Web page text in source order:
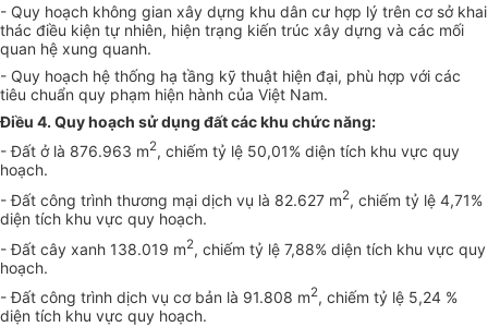
- Quy hoạch không gian xây dựng khu dân cư hợp lý trên cơ sở khai
thác điều kiện tự nhiên, hiện trạng kiến trúc xây dựng và các mối
quan hệ xung quanh.
- Quy hoạch hệ thống hạ tầng kỹ thuật hiện đại, phù hợp với các
tiêu chuẩn quy phạm hiện hành của Việt Nam.
Điều 4. Quy hoạch sử dụng đất các khu chức năng:
- Đất ở là 876.963 m2, chiếm tỷ lệ 50,01% diện tích khu vực quy
hoạch.
- Đất công trình thương mại dịch vụ là 82.627 m2, chiếm tỷ lệ 4,71%
diện tích khu vực quy hoạch.
- Đất cây xanh 138.019 m2, chiếm tỷ lệ 7,88% diện tích khu vực quy
hoạch.
- Đất công trình dịch vụ cơ bản là 91.808 m2, chiếm tỷ lệ 5,24 %
diện tích khu vực quy hoạch.